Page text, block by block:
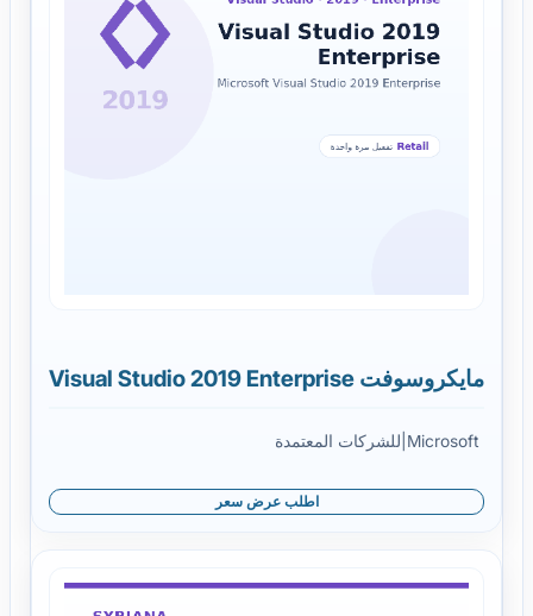
مايكروسوفت Visual Studio 2019 Enterprise
Microsoft للشركات المعتمدة
اطلب عرض سعر